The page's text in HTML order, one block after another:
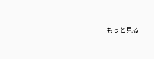
もっと見る…